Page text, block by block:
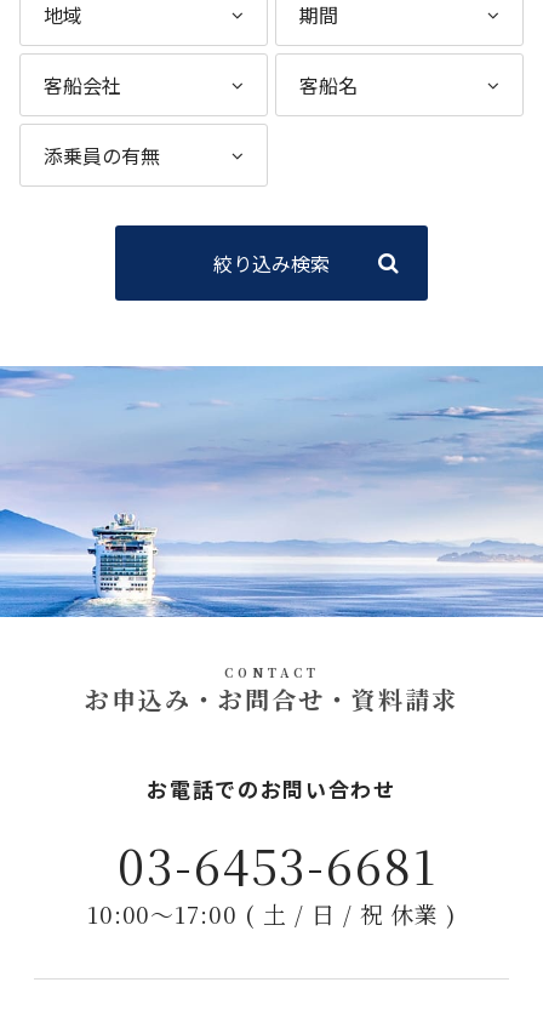
絞り込み検索
CONTACT
お申込み・お問合せ・資料請求
お電話でのお問い合わせ
03-6453-6681
10:00〜17:00 ( 土 / 日 / 祝 休業 )